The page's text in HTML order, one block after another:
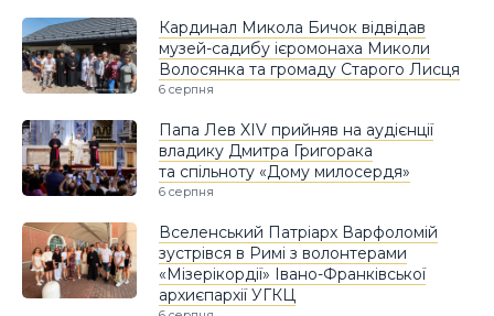
Кардинал Микола Бичок відвідав
музей-садибу ієромонаха Миколи
Волосянка та громаду Старого Лисця
6 серпня
Папа Лев XIV прийняв на аудієнції
владику Дмитра Григорака
та спільноту «Дому милосердя»
6 серпня
Вселенський Патріарх Варфоломій
зустрівся в Римі з волонтерами
«Мізерікордії» Івано-Франківської
архиєпархії УГКЦ